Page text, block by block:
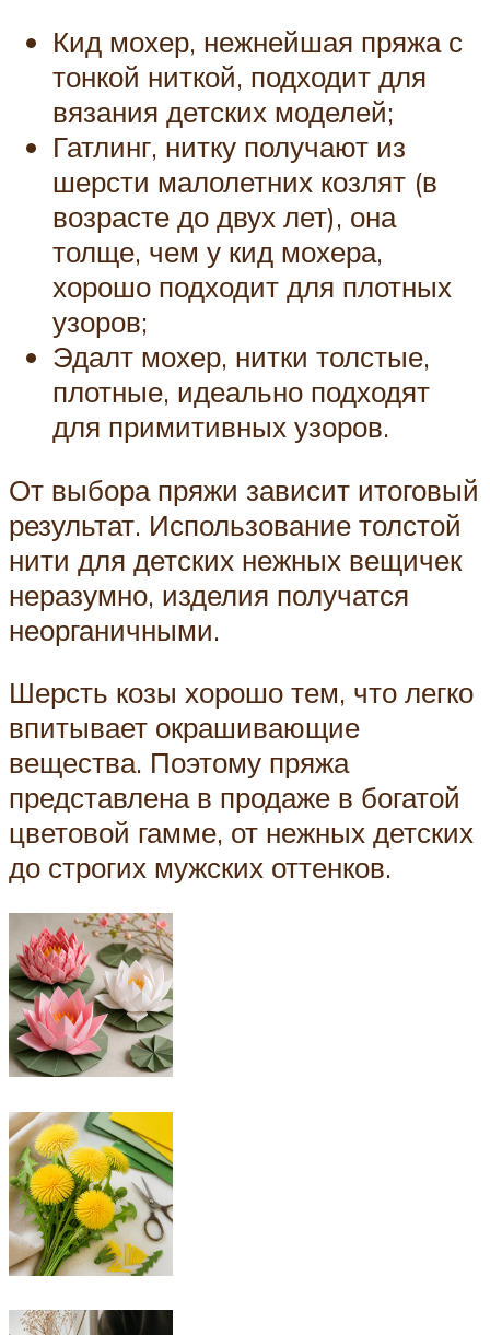
Кид мохер, нежнейшая пряжа с
тонкой ниткой, подходит для
вязания детских моделей;
Гатлинг, нитку получают из
шерсти малолетних козлят (в
возрасте до двух лет), она
толще, чем у кид мохера,
хорошо подходит для плотных
узоров;
Эдалт мохер, нитки толстые,
плотные, идеально подходят
для примитивных узоров.
От выбора пряжи зависит итоговый
результат. Использование толстой
нити для детских нежных вещичек
неразумно, изделия получатся
неорганичными.
Шерсть козы хорошо тем, что легко
впитывает окрашивающие
вещества. Поэтому пряжа
представлена в продаже в богатой
цветовой гамме, от нежных детских
до строгих мужских оттенков.